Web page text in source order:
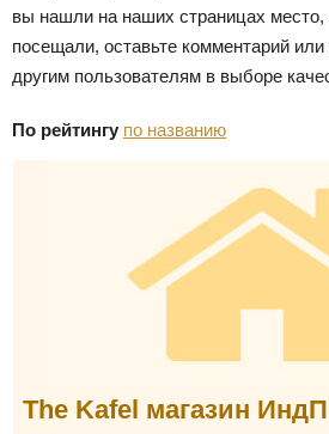
вы нашли на наших страницах место,
посещали, оставьте комментарий
другим пользователям в выборе
По рейтингу по названию
The Kafel магазин ИндП